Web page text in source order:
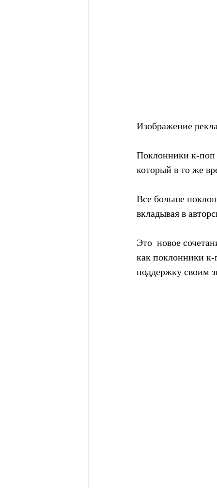
Изображение
Поклонники к-поп
который в то же
Все больше
вкладывая в
Это  новое
как поклонники
поддержку своим